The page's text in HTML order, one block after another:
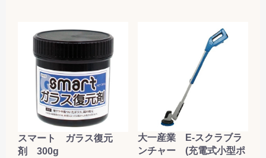
スマート ガラス復元
剤 300g
大一産業 E-スクラブラ
ンチャー (充電式小型ポ